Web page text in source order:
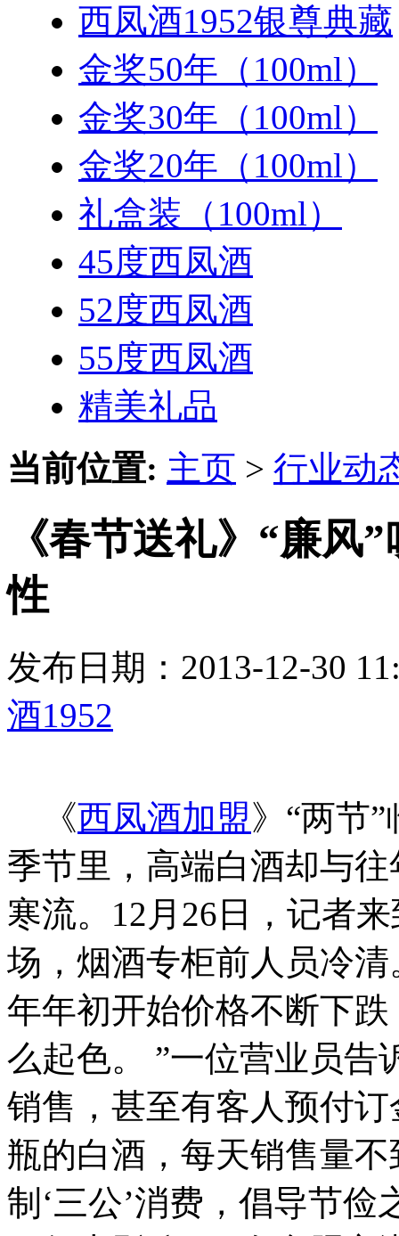
西凤酒1952银尊典藏
金奖50年（100ml）
金奖30年（100ml）
金奖20年（100ml）
礼盒装（100ml）
45度西凤酒
52度西凤酒
55度西凤酒
精美礼品
当前位置: 主页 > 行业动
《春节送礼》“廉风
性
发布日期：2013-12-30
酒1952
《西凤酒加盟》“两节
季节里，高端白酒却与
寒流。12月26日，记者
场，烟酒专柜前人员冷
年年初开始价格不断下
么起色。 ”一位营业员告
销售，甚至有客人预付
瓶的白酒，每天销售量
制‘三公’消费，倡导节